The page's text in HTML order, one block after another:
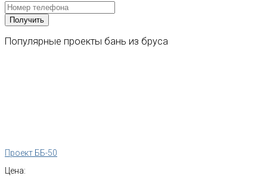
Популярные проекты бань из бруса
Проект ББ-50
Цена: